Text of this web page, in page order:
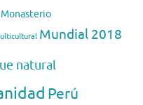
Monasterio
Mundial 2018
natural
Perú